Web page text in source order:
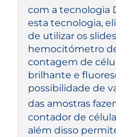
com a tecnologia
esta tecnologia,
de utilizar os
hemocitómetro
contagem de
brilhante e
possibilidade de
das amostras
contador de
além disso